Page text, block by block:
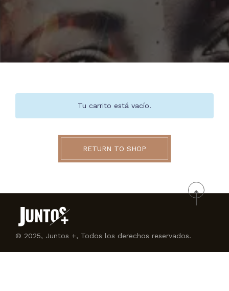
TESTIMONIOS
EQUIPO
Tu carrito está vacío.
RETURN TO SHOP
© 2025, Juntos +, Todos los derechos reservados.